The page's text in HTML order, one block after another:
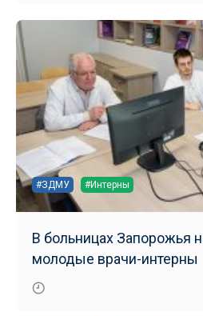
#ЗДМУ #Интерны
В больницах Запорожья
молодые врачи-интерны